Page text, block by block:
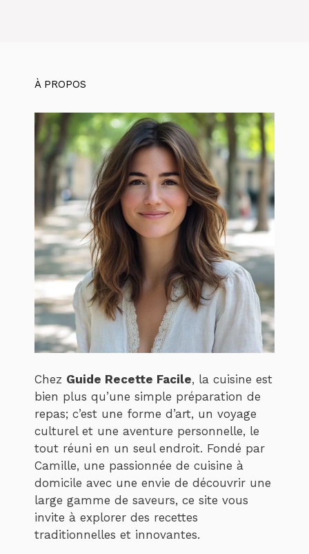
À PROPOS
Chez Guide Recette Facile, la cuisine est
bien plus qu’une simple préparation de
repas; c’est une forme d’art, un voyage
culturel et une aventure personnelle, le
tout réuni en un seul endroit. Fondé par
Camille, une passionnée de cuisine à
domicile avec une envie de découvrir une
large gamme de saveurs, ce site vous
invite à explorer des recettes
traditionnelles et innovantes.